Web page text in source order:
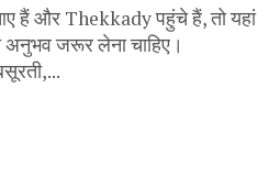
और Thekkady पहुंचे हैं, तो यहां
जरूर लेना चाहिए।